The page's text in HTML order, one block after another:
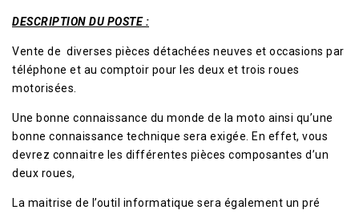
DESCRIPTION DU POSTE :
Vente de diverses pièces détachées neuves et occasions par
téléphone et au comptoir pour les deux et trois roues
motorisées.
Une bonne connaissance du monde de la moto ainsi qu’une
bonne connaissance technique sera exigée. En effet, vous
devrez connaitre les différentes pièces composantes d’un
deux roues,
La maitrise de l’outil informatique sera également un pré